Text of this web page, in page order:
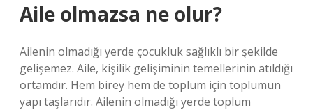
Aile olmazsa ne olur?
Ailenin olmadığı yerde çocukluk sağlıklı bir şekilde
gelişemez. Aile, kişilik gelişiminin temellerinin atıldığı
ortamdır. Hem birey hem de toplum için toplumun
yapı taşlarıdır. Ailenin olmadığı yerde toplum